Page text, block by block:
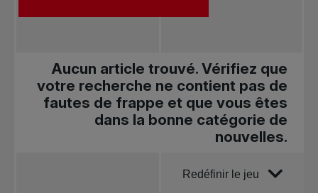
Aucun article trouvé. Vérifiez que
votre recherche ne contient pas de
fautes de frappe et que vous êtes
dans la bonne catégorie de
nouvelles.
Trier par
Redéfinir le jeu